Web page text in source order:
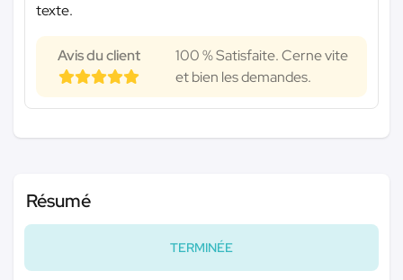
texte.
Avis du client
100 % Satisfaite. Cerne vite
et bien les demandes.
Résumé
TERMINÉE